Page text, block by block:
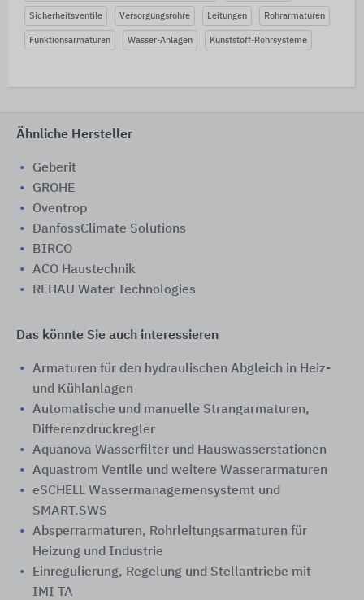
Sicherheitsventile Versorgungsrohre Leitungen Rohrarmaturen
Funktionsarmaturen Wasser-Anlagen Kunststoff-Rohrsysteme
Ähnliche Hersteller
Geberit
GROHE
Oventrop
DanfossClimate Solutions
BIRCO
ACO Haustechnik
REHAU Water Technologies
Das könnte Sie auch interessieren
Armaturen für den hydraulischen Abgleich in Heiz-
und Kühlanlagen
Automatische und manuelle Strangarmaturen,
Differenzdruckregler
Aquanova Wasserfilter und Hauswasserstationen
Aquastrom Ventile und weitere Wasserarmaturen
eSCHELL Wassermanagemensystemt und
SMART.SWS
Absperrarmaturen, Rohrleitungsarmaturen für
Heizung und Industrie
Einregulierung, Regelung und Stellantriebe mit
IMI TA